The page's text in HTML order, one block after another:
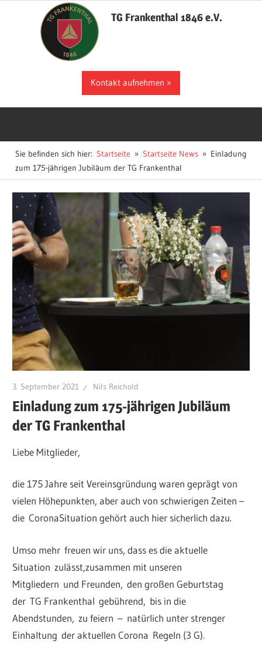
TG Frankenthal 1846 e.V.
Kontakt aufnehmen
Sie befinden sich hier: Startseite Startseite News
Einladung
zum 175-jährigen Jubiläum der TG Frankenthal
3. September 2021 Nils Reichold
Einladung zum 175-jährigen Jubiläum
der TG Frankenthal
Liebe Mitglieder,
die 175 Jahre seit Vereinsgründung waren geprägt von
vielen Höhepunkten, aber auch von schwierigen Zeiten –
die CoronaSituation gehört auch hier sicherlich dazu.
Umso mehr freuen wir uns, dass es die aktuelle
Situation zulässt,zusammen mit unseren
Mitgliedern und Freunden, den großen Geburtstag
der TG Frankenthal gebührend, bis in die
Abendstunden, zu feiern – natürlich unter strenger
Einhaltung der aktuellen Corona Regeln (3 G).